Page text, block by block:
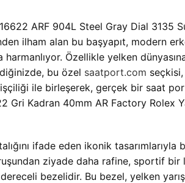
ARF 904L Steel Gray Dial 3135
ilham alan bu başyapıt, modern
Özellikle yelken
bu özel saatport.com
ile birleşerek, gerçek bir saat
Gri Kadran 40mm AR Factory Rolex
ifade eden ikonik
ziyade daha rafine, sportif
bezelidir. Bu bezel, yelken